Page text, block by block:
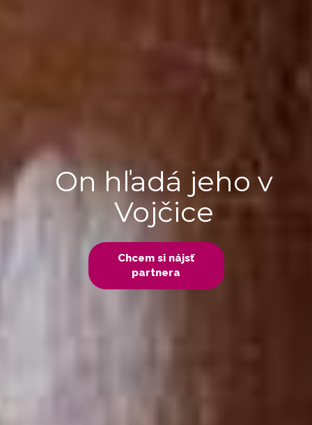
Chcem si nájsť
partnera
On hľadá jeho v
Vojčice